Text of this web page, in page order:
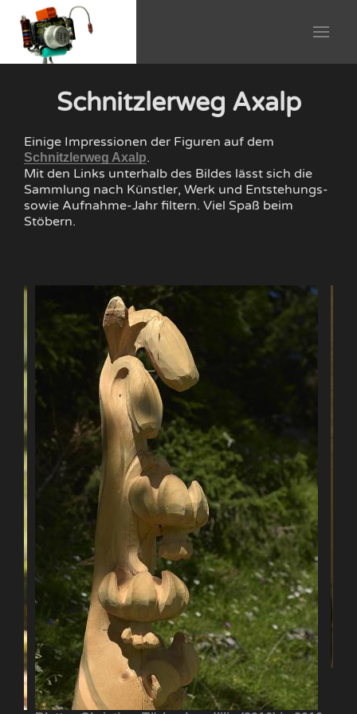
Schnitzlerweg Axalp
Einige Impressionen der Figuren auf dem
Schnitzlerweg Axalp.
Mit den Links unterhalb des Bildes lässt sich die
Sammlung nach Künstler, Werk und Entstehungs-
sowie Aufnahme-Jahr filtern. Viel Spaß beim
Stöbern.